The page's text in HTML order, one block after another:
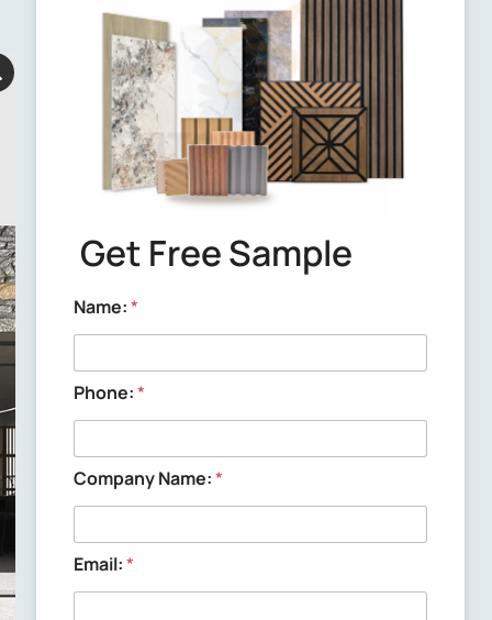
Delivery time
We will send out the samples within 3
working days after confirming the
samples with you.
Get Free Sample
Name:*
Phone:*
Company Name:*
Email:*